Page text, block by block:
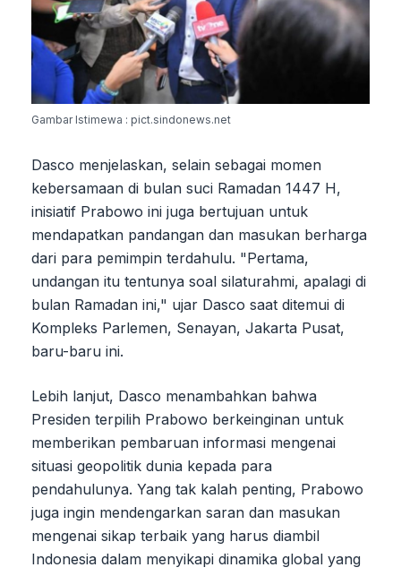
Gambar Istimewa : pict.sindonews.net
Dasco menjelaskan, selain sebagai momen
kebersamaan di bulan suci Ramadan 1447 H,
inisiatif Prabowo ini juga bertujuan untuk
mendapatkan pandangan dan masukan berharga
dari para pemimpin terdahulu. "Pertama,
undangan itu tentunya soal silaturahmi, apalagi di
bulan Ramadan ini," ujar Dasco saat ditemui di
Kompleks Parlemen, Senayan, Jakarta Pusat,
baru-baru ini.
Lebih lanjut, Dasco menambahkan bahwa
Presiden terpilih Prabowo berkeinginan untuk
memberikan pembaruan informasi mengenai
situasi geopolitik dunia kepada para
pendahulunya. Yang tak kalah penting, Prabowo
juga ingin mendengarkan saran dan masukan
mengenai sikap terbaik yang harus diambil
Indonesia dalam menyikapi dinamika global yang